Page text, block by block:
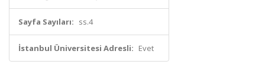
Sayfa Sayıları: ss.4
İstanbul Üniversitesi Adresli: Evet